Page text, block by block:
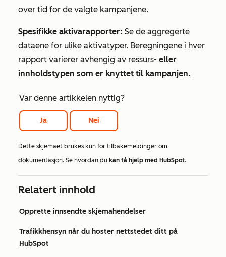
over tid for de valgte kampanjene.
Spesifikke aktivarapporter: Se de aggregerte
dataene for ulike aktivatyper. Beregningene i hver
rapport varierer avhengig av ressurs- eller
innholdstypen som er knyttet til kampanjen.
Var denne artikkelen nyttig?
Ja Nei
Dette skjemaet brukes kun for tilbakemeldinger om
dokumentasjon. Se hvordan du kan få hjelp med HubSpot.
Relatert innhold
Opprette innsendte skjemahendelser
Trafikkhensyn når du hoster nettstedet ditt på
HubSpot